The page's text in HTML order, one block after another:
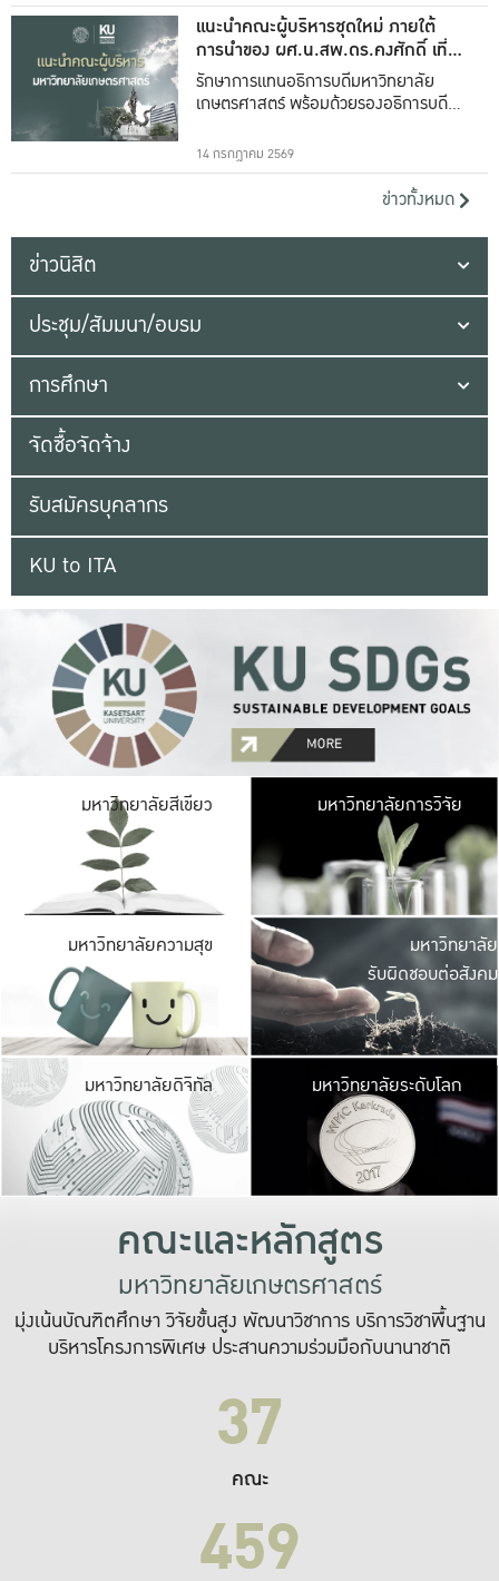
แนะนำคณะผู้บริหารชุดใหม่ ภายใต้
การนำของ ผศ.น.สพ.ดร.คงศักดิ์ เที่ยง
ธรรม
รักษาการแทนอธิการบดีมหาวิทยาลัย
เกษตรศาสตร์ พร้อมด้วยรองอธิการบดีทั้ง
14 กรกฎาคม 2569
ข่าวทั้งหมด
ข่าวนิสิต
ประชุม/สัมมนา/อบรม
การศึกษา
จัดซื้อจัดจ้าง
รับสมัครบุคลากร
KU to ITA
มหาวิทยาลัยสีเขียว มหาวิ
มีพื้นที่เขียวสดใส
เป็นป่าในเมือง เกษต
มหาวิทยาลัยการวิจัย
มหาวิทยาลัยความสุข มหาวิ
ค
เปิดประ
และพบเรื่องราวใ
มหาวิทยาลัย
รับผิดชอบต่อสังคม
มหาวิทยาลัยดิจิทัล มหาวิ
เปลี่ยนแปลง แล
เพื่อทำง
ระบบสารสนเทศ
มหาวิทยาลัยระดับโลก
คณะและหลักสูตร
มหาวิทยาลัยเกษตรศาสตร์
มุ่งเน้นบัณฑิตศึกษา วิจัยขั้นสูง พัฒนาวิชาการ บริการวิชาพื้นฐาน
บริหารโครงการพิเศษ ประสานความร่วมมือกับนานาชาติ
37
คณะ
459